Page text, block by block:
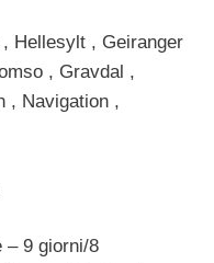
Hellesylt , Geiranger
, Gravdal ,
, Navigation ,
– 9 giorni/8